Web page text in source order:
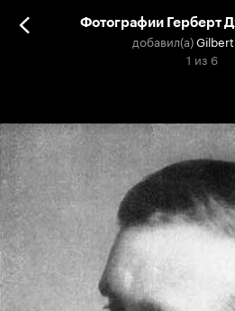
Фотографии Герберт
добавил(а)
1 из 6